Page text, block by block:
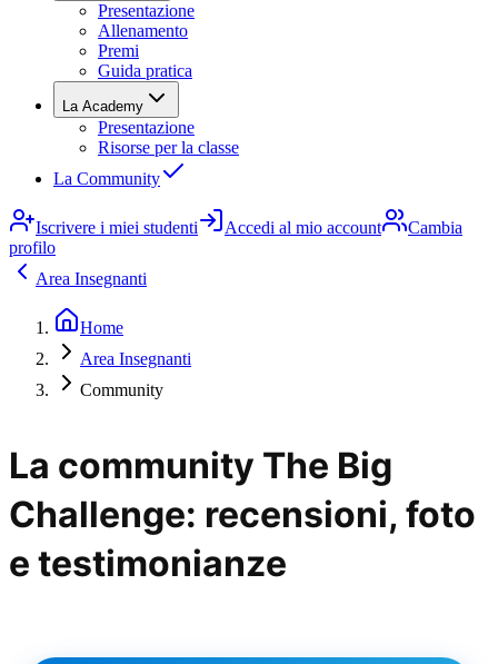
Presentazione
Allenamento
Premi
Guida pratica
La Academy
Presentazione
Risorse per la classe
La Community
Iscrivere i miei studenti Accedi al mio account
Cambia
profilo
Area Insegnanti
Home
Area Insegnanti
Community
La community The Big
Challenge: recensioni, foto
e testimonianze